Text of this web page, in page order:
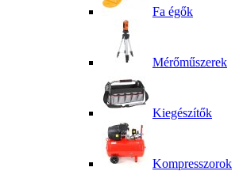
Fa égők
Mérőműszerek
Kiegészítők
Kompresszorok